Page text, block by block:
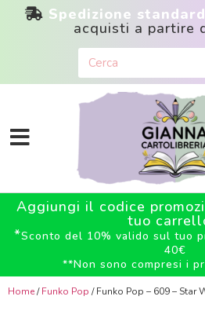
Spedizione
acquisti a partire
Aggiungi il codice
tuo
*Sconto del 10% valido sul tuo
40€
**Non sono compresi i
Home/Funko Pop / Funko Pop – 609 – Star